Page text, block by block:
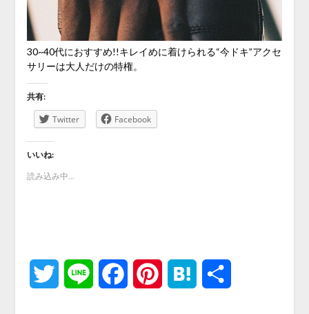
30~40代におすすめ!!キレイめに着けられる“今ドキ”アクセ
サリーは大人だけの特権。
共有:
Twitter Facebook
いいね:
読み込み中...
Twitter Line FacebookPinterest Hatena